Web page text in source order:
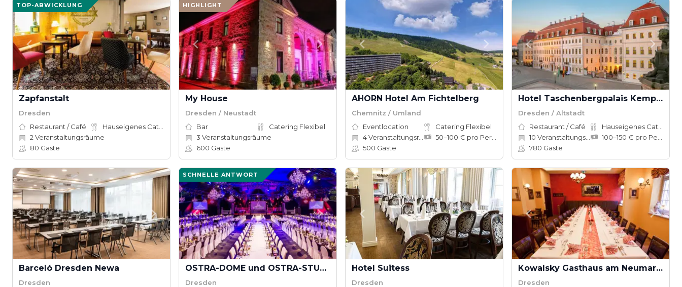
TOP-ABWICKLUNG
Zapfanstalt
Dresden
Restaurant / Café
2 Veranstaltungsräume
80 Gäste
HIGHLIGHT
My House
Dresden / Neustadt
Bar
Catering Flexibel
3 Veranstaltungsräume
600 Gäste
AHORN Hotel Am Fichtelberg
Chemnitz / Umland
Eventlocation
Catering Flexibel
4Veranstaltungsräume
500 Gäste
Hotel Taschenbergpalais Kempinski Dresden
Dresden / Altstadt
Restaurant / Café
10 Veranstaltungsräume
780 Gäste
Barceló Dresden Newa
Dresden
SCHNELLE ANTWORT
OSTRA-DOME und OSTRA-STUDIOS
Dresden
Hotel Suitess
Dresden
Kowalsky Gasthaus am Neumarkt
Dresden